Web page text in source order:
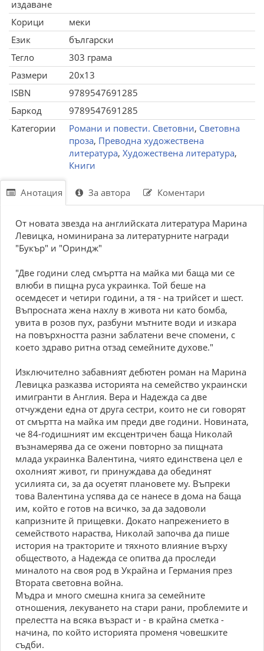
издаване
Корици
меки
Език
български
Тегло
303 грама
Размери
20x13
ISBN
9789547691285
Баркод
9789547691285
Категории
Романи и повести. Световни, Световна
проза, Преводна художествена
литература, Художествена литература,
Книги
Анотация За автора Коментари
От новата звезда на английската литература Марина
Левицка, номинирана за литературните награди
"Букър" и "Ориндж"
"Две години след смъртта на майка ми баща ми се
влюби в пищна руса украинка. Той беше на
осемдесет и четири години, а тя - на трийсет и шест.
Въпросната жена нахлу в живота ни като бомба,
увита в розов пух, разбуни мътните води и изкара
на повърхността разни заблатени вече спомени, с
което здраво ритна отзад семейните духове."
Изключително забавният дебютен роман на Марина
Левицка разказва историята на семейство украински
имигранти в Англия. Вера и Надежда са две
отчуждени една от друга сестри, които не си говорят
от смъртта на майка им преди две години. Новината,
че 84-годишният им ексцентричен баща Николай
възнамерява да се ожени повторно за пищната
млада украинка Валентина, чиято единствена цел е
охолният живот, ги принуждава да обединят
усилията си, за да осуетят плановете му. Въпреки
това Валентина успява да се нанесе в дома на баща
им, който е готов на всичко, за да задоволи
капризните й прищевки. Докато напрежението в
семейството нараства, Николай започва да пише
история на тракторите и тяхното влияние върху
обществото, а Надежда се опитва да проследи
миналото на своя род в Украйна и Германия през
Втората световна война.
Мъдра и много смешна книга за семейните
отношения, лекуването на стари рани, проблемите и
прелестта на всяка възраст и - в крайна сметка -
начина, по който историята променя човешките
съдби.